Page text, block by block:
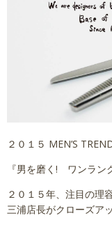
２０１５ MEN’S
『男を磨く! ワンラン
２０１５年、注目の理
三浦店長がクローズア